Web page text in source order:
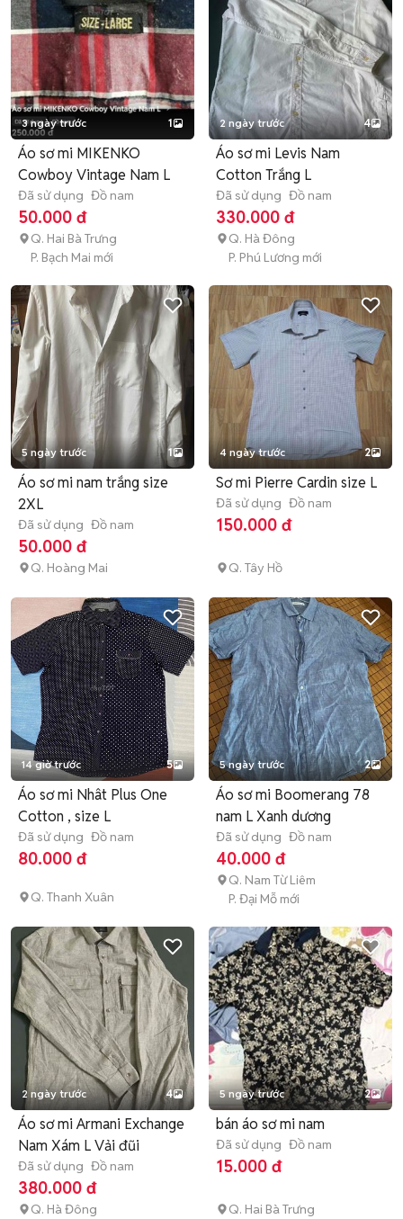
3 ngày trước 1
Áo sơ mi MIKENKO
Cowboy Vintage Nam L
Đã sử dụng Đồ nam
50.000 đ
Q. Hai Bà Trưng
P. Bạch Mai mới
2 ngày trước 4
Áo sơ mi Levis Nam
Cotton Trắng L
Đã sử dụng Đồ nam
330.000 đ
Q. Hà Đông
P. Phú Lương mới
5 ngày trước 1
Áo sơ mi nam trắng size
2XL
Đã sử dụng Đồ nam
50.000 đ
Q. Hoàng Mai
4 ngày trước 2
Sơ mi Pierre Cardin size L
Đã sử dụng Đồ nam
150.000 đ
Q. Tây Hồ
14 giờ trước 5
Áo sơ mi Nhât Plus One
Cotton , size L
Đã sử dụng Đồ nam
80.000 đ
Q. Thanh Xuân
5 ngày trước 2
Áo sơ mi Boomerang 78
nam L Xanh dương
Đã sử dụng Đồ nam
40.000 đ
Q. Nam Từ Liêm
P. Đại Mỗ mới
2 ngày trước 4
Áo sơ mi Armani Exchange
Nam Xám L Vải đũi
Đã sử dụng Đồ nam
380.000 đ
Q. Hà Đông
5 ngày trước 2
bán áo sơ mi nam
Đã sử dụng Đồ nam
15.000 đ
Q. Hai Bà Trưng